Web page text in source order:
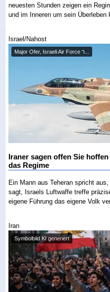
neuesten Stunden zeigen ein
und im Inneren um sein Überleben
Israel/Nahost
Iraner sagen offen Sie
das Regime
Ein Mann aus Teheran spricht
sagt, Israels Luftwaffe treffe
eigene Führung das eigene Volk
Iran
Symbolbild KI generiert